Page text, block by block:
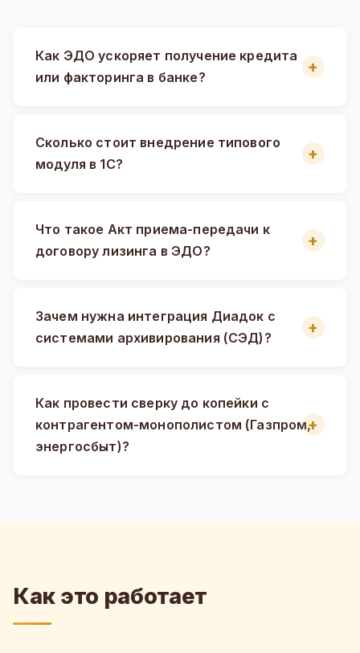
Как ЭДО ускоряет получение кредита
или факторинга в банке?
Сколько стоит внедрение типового
модуля в 1С?
Что такое Акт приема-передачи к
договору лизинга в ЭДО?
Зачем нужна интеграция Диадок с
системами архивирования (СЭД)?
Как провести сверку до копейки с
контрагентом-монополистом (Газпром,
энергосбыт)?
Как это работает